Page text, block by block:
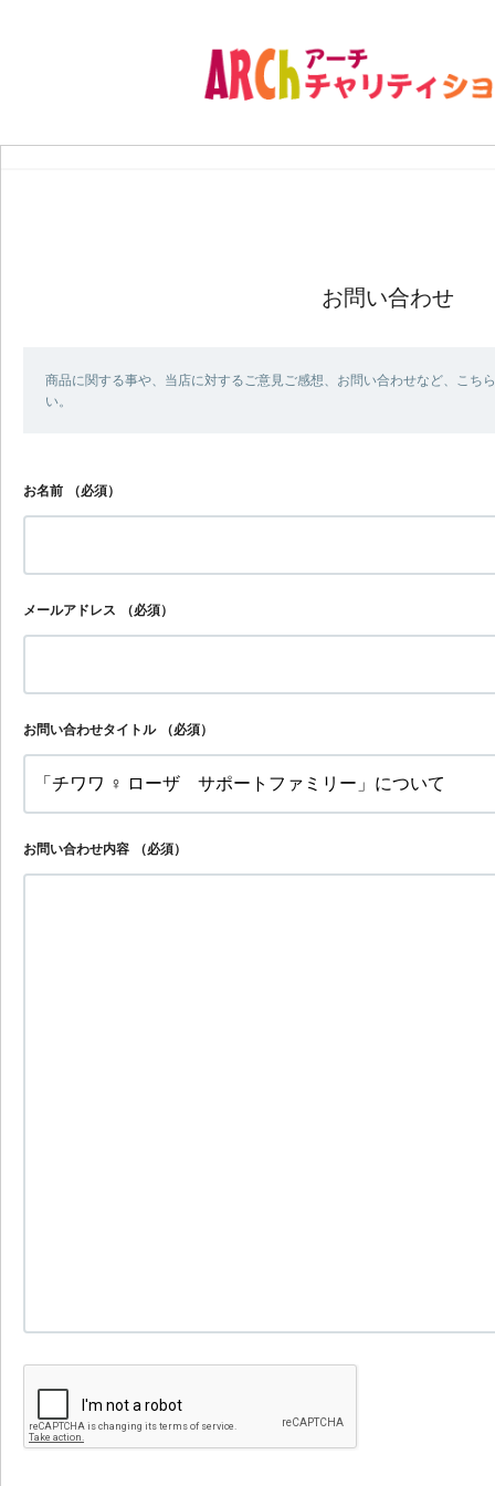
お問い合わせ
商品に関する事や、当店に対するご意見ご感想、お問い合わせなど、こち
い。
お名前 （必須）
メールアドレス （必須）
お問い合わせタイトル （必須）
お問い合わせ内容 （必須）